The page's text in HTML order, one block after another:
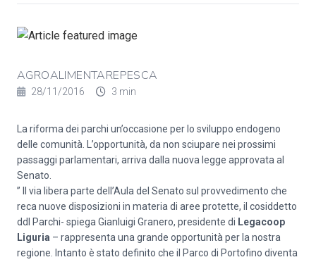
AGROALIMENTAREPESCA
28/11/2016 3 min
La riforma dei parchi un’occasione per lo sviluppo endogeno
delle comunità. L’opportunità, da non sciupare nei prossimi
passaggi parlamentari, arriva dalla nuova legge approvata al
Senato.
” Il via libera parte dell’Aula del Senato sul provvedimento che
reca nuove disposizioni in materia di aree protette, il cosiddetto
ddl Parchi- spiega Gianluigi Granero, presidente di Legacoop
Liguria – rappresenta una grande opportunità per la nostra
regione. Intanto è stato definito che il Parco di Portofino diventa